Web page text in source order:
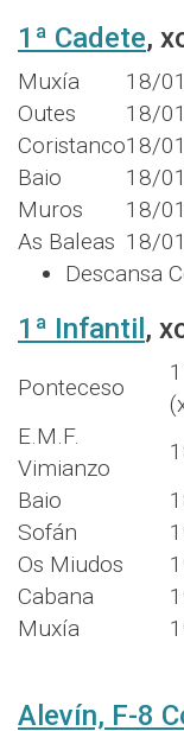
1ª Cadete,
Muxía 18/
Outes
18/
Coristanco18/
Baio
18/
Muros
18/
As Baleas 18/
Descansa
1ª Infantil ,
Ponteceso
E.M.F.
Vimianzo
Baio
Sofán
Os Miudos
Cabana
Muxía
Alevín, F-8